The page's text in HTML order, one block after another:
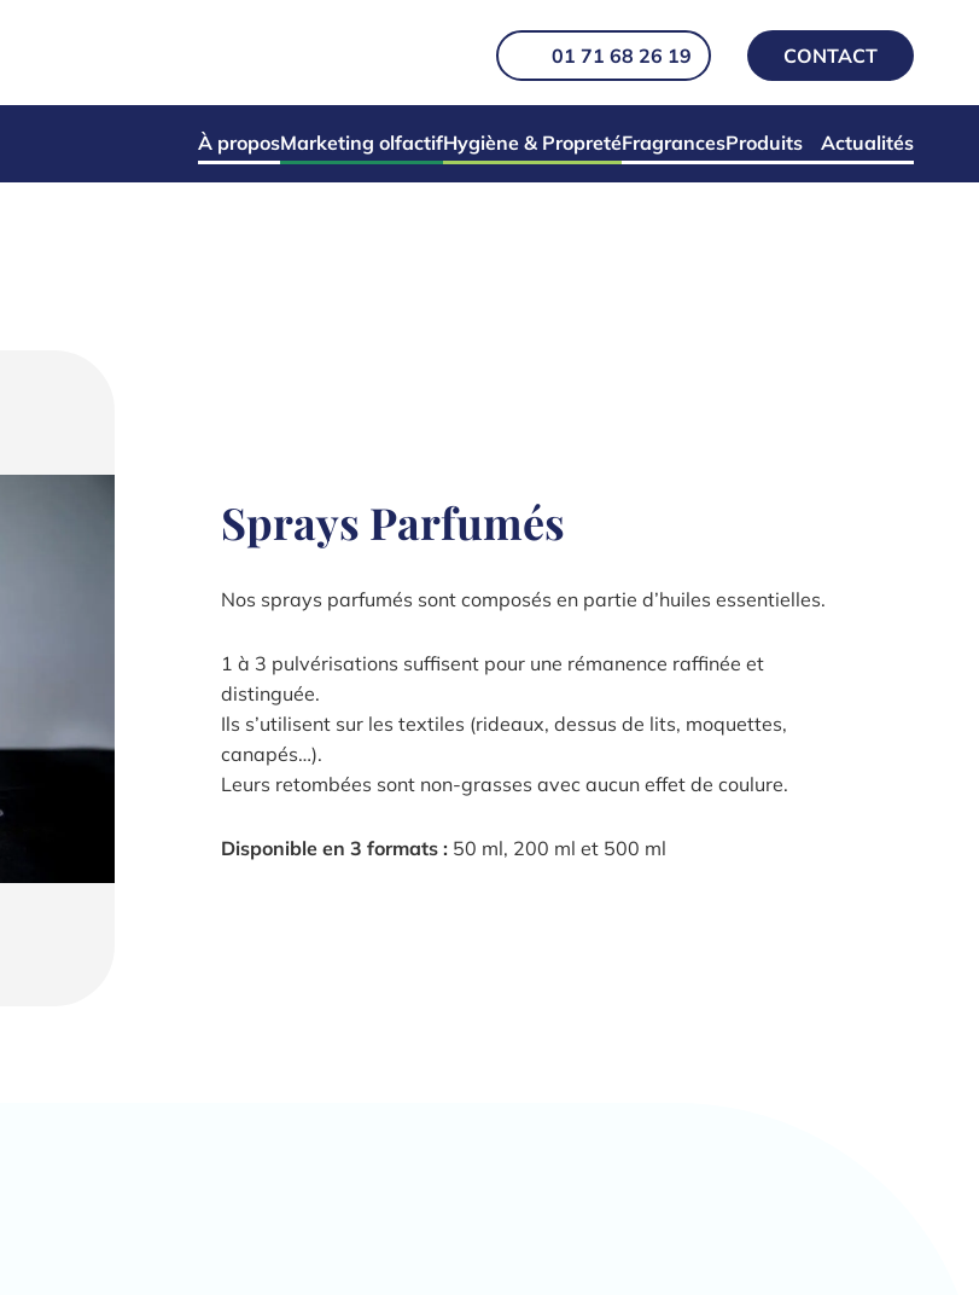
01 71 68 26 19 CONTACT
À proposMarketing olfactifHygiène & PropretéFragrancesProduits Actualités
Sprays Parfumés
Nos sprays parfumés sont composés en partie d’huiles essentielles.
1 à 3 pulvérisations suffisent pour une rémanence raffinée et
distinguée.
Ils s’utilisent sur les textiles (rideaux, dessus de lits, moquettes,
canapés…).
Leurs retombées sont non-grasses avec aucun effet de coulure.
Disponible en 3 formats : 50 ml, 200 ml et 500 ml